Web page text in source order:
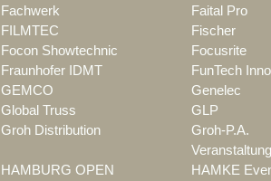
Fachwerk Faital Pro
FILMTEC Fischer
Focon Showtechnic Focusrite
Fraunhofer IDMT FunTech
GEMCO Genelec
Global Truss GLP
Groh Distribution
Groh-P.A.
HAMBURG OPEN HAMKE